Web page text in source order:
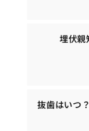
埋伏親
抜歯はいつ